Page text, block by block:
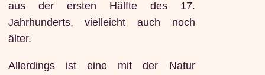
aus der ersten Hälfte des 17.
Jahrhunderts, vielleicht auch noch
älter.
Allerdings ist eine mit der Natur